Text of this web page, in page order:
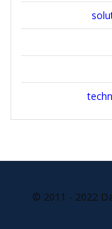
© 2011 - 2022